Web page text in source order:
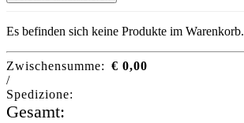
Es befinden sich keine Produkte im Warenkorb.
Zwischensumme: € 0,00
/
Spedizione:
Gesamt: